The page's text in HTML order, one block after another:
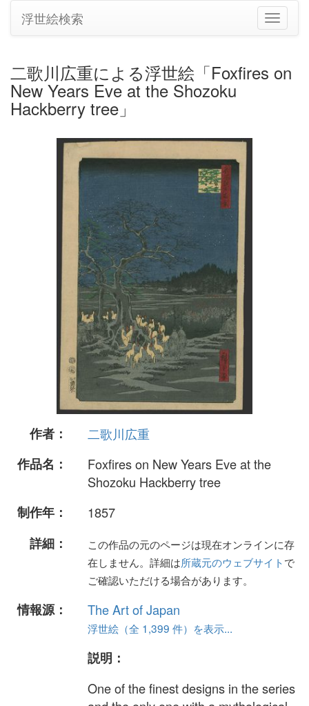
ナ
ビ
シ
浮世絵検索
二歌川広重による浮世絵「Foxfires on
New Years Eve at the Shozoku
Hackberry tree」
作者：
二歌川広重
作品名：
Foxfires on New Years Eve at the
Shozoku Hackberry tree
制作年：
1857
詳細：
この作品の元のページは現在オンラインに存
在しません。詳細は所蔵元のウェブサイトで
ご確認いただける場合があります。
情報源： The Art of Japan
浮世絵（全 1,399 件）を表示...
説明：
One of the finest designs in the series